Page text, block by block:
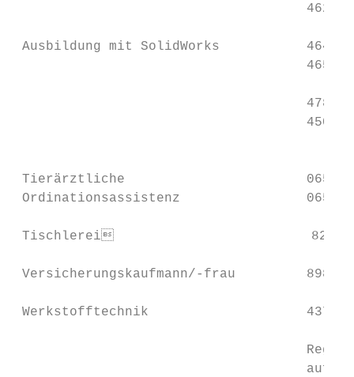
Ausbildung mit SolidWorks           4649P
4650P
Tierärztliche                       0655P
Ordinationsassistenz                0656P
Tischlerei
Versicherungskaufmann/-frau
Werkstofftechnik
auf